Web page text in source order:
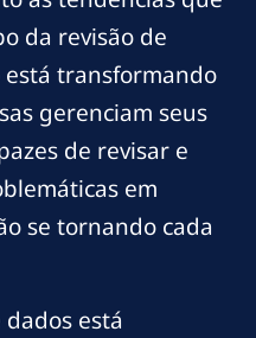
da revisão de
transformando
gerenciam seus
de revisar e
em
se tornando cada
está